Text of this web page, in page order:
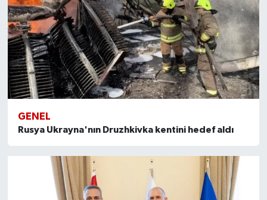
GENEL
Rusya Ukrayna'nın Druzhkivka kentini hedef aldı